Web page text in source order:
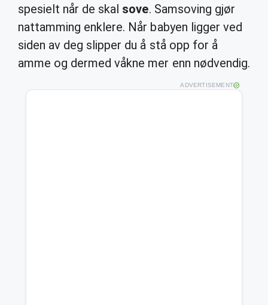
spesielt når de skal sove. Samsoving gjør
nattamming enklere. Når babyen ligger ved
siden av deg slipper du å stå opp for å
amme og dermed våkne mer enn nødvendig.
ADVERTISEMENT